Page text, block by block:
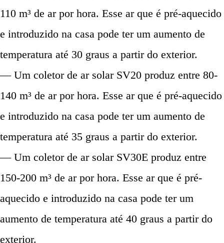
110 m³ de ar por hora. Esse ar que é pré-aquecido
e introduzido na casa pode ter um aumento de
temperatura até 30 graus a partir do exterior.
— Um coletor de ar solar SV20 produz entre 80-
140 m³ de ar por hora. Esse ar que é pré-aquecido
e introduzido na casa pode ter um aumento de
temperatura até 35 graus a partir do exterior.
— Um coletor de ar solar SV30E produz entre
150-200 m³ de ar por hora. Esse ar que é pré-
aquecido e introduzido na casa pode ter um
aumento de temperatura até 40 graus a partir do
exterior.